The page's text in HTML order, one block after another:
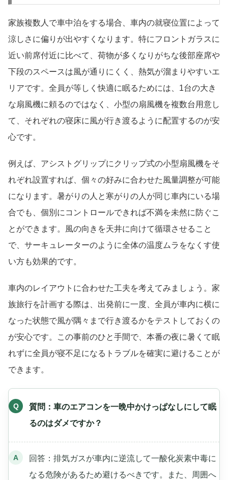
家族複数人で車中泊をする場合、車内の就寝位置によって
涼しさに偏りが出やすくなります。特にフロントガラスに
近い前席付近に比べて、荷物が多くなりがちな後部座席や
下段のスペースは風が通りにくく、熱気が溜まりやすいエ
リアです。全員が等しく快適に眠るためには、1台の大き
な扇風機に頼るのではなく、小型の扇風機を複数台用意し
て、それぞれの寝床に風が行き渡るように配置するのが安
心です。
例えば、アシストグリップにクリップ式の小型扇風機をそ
れぞれ設置すれば、個々の好みに合わせた風量調整が可能
になります。暑がりの人と寒がりの人が同じ車内にいる場
合でも、個別にコントロールできれば不満を未然に防ぐこ
とができます。風の向きを天井に向けて循環させること
で、サーキュレーターのように全体の温度ムラをなくす使
い方も効果的です。
車内のレイアウトに合わせた工夫を考えてみましょう。家
族旅行を計画する際は、出発前に一度、全員が車内に横に
なった状態で風が隅々まで行き渡るかをテストしておくの
が安心です。この事前のひと手間で、本番の夜に暑くて眠
れずに全員が寝不足になるトラブルを確実に避けることが
できます。
質問：車のエアコンを一晩中かけっぱなしにして眠
るのはダメですか？
回答：排気ガスが車内に逆流して一酸化炭素中毒に
なる危険があるため避けるべきです。また、周囲へ